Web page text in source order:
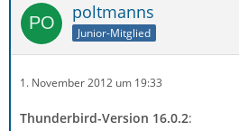
poltmanns
Junior-Mitglied
1. November 2012 um 19:33
Thunderbird-Version 16.0.2: